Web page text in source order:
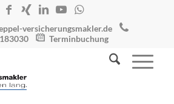
versicherungsmakler.de
Terminbuchung